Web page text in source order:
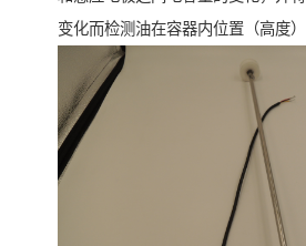
变化而检测油在容器内位置（高度）